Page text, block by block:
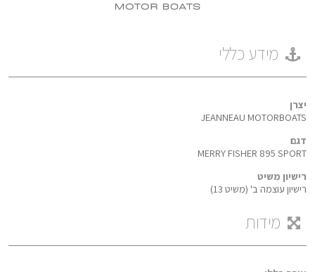
מידע כללי
יצרן
JEANNEAU MOTORBOATS
דגם
MERRY FISHER 895 SPORT
רישיון משיט
רישיון עוצמה ב' (משיט 13)
מידות